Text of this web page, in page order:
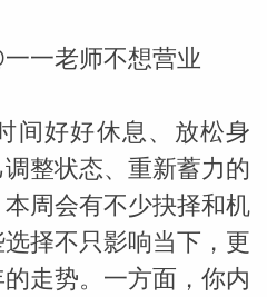
一老师不想营业
间好好休息、放松身
整状态、重新蓄力的
周会有不少抉择和机
择不只影响当下，更
走势。一方面，你内